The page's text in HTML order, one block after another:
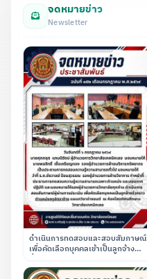
จดหมายข่าว
Newsletter
ดำเนินการทดสอบและสอบสัมภาษณ์
เพื่อคัดเลือกบุคคลเข้าเป็นลูกจ้าง
วิชาช่างยนต์